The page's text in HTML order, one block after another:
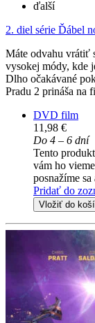
ďalší
2. diel série Ďábel
Máte odvahu vrátiť
vysokej módy, kde
Dlho očakávané
Pradu 2 prináša na
DVD film
11,98 €
Do 4 – 6 dní
Tento
vám ho
posnažíme
Pridať do
Vložiť do